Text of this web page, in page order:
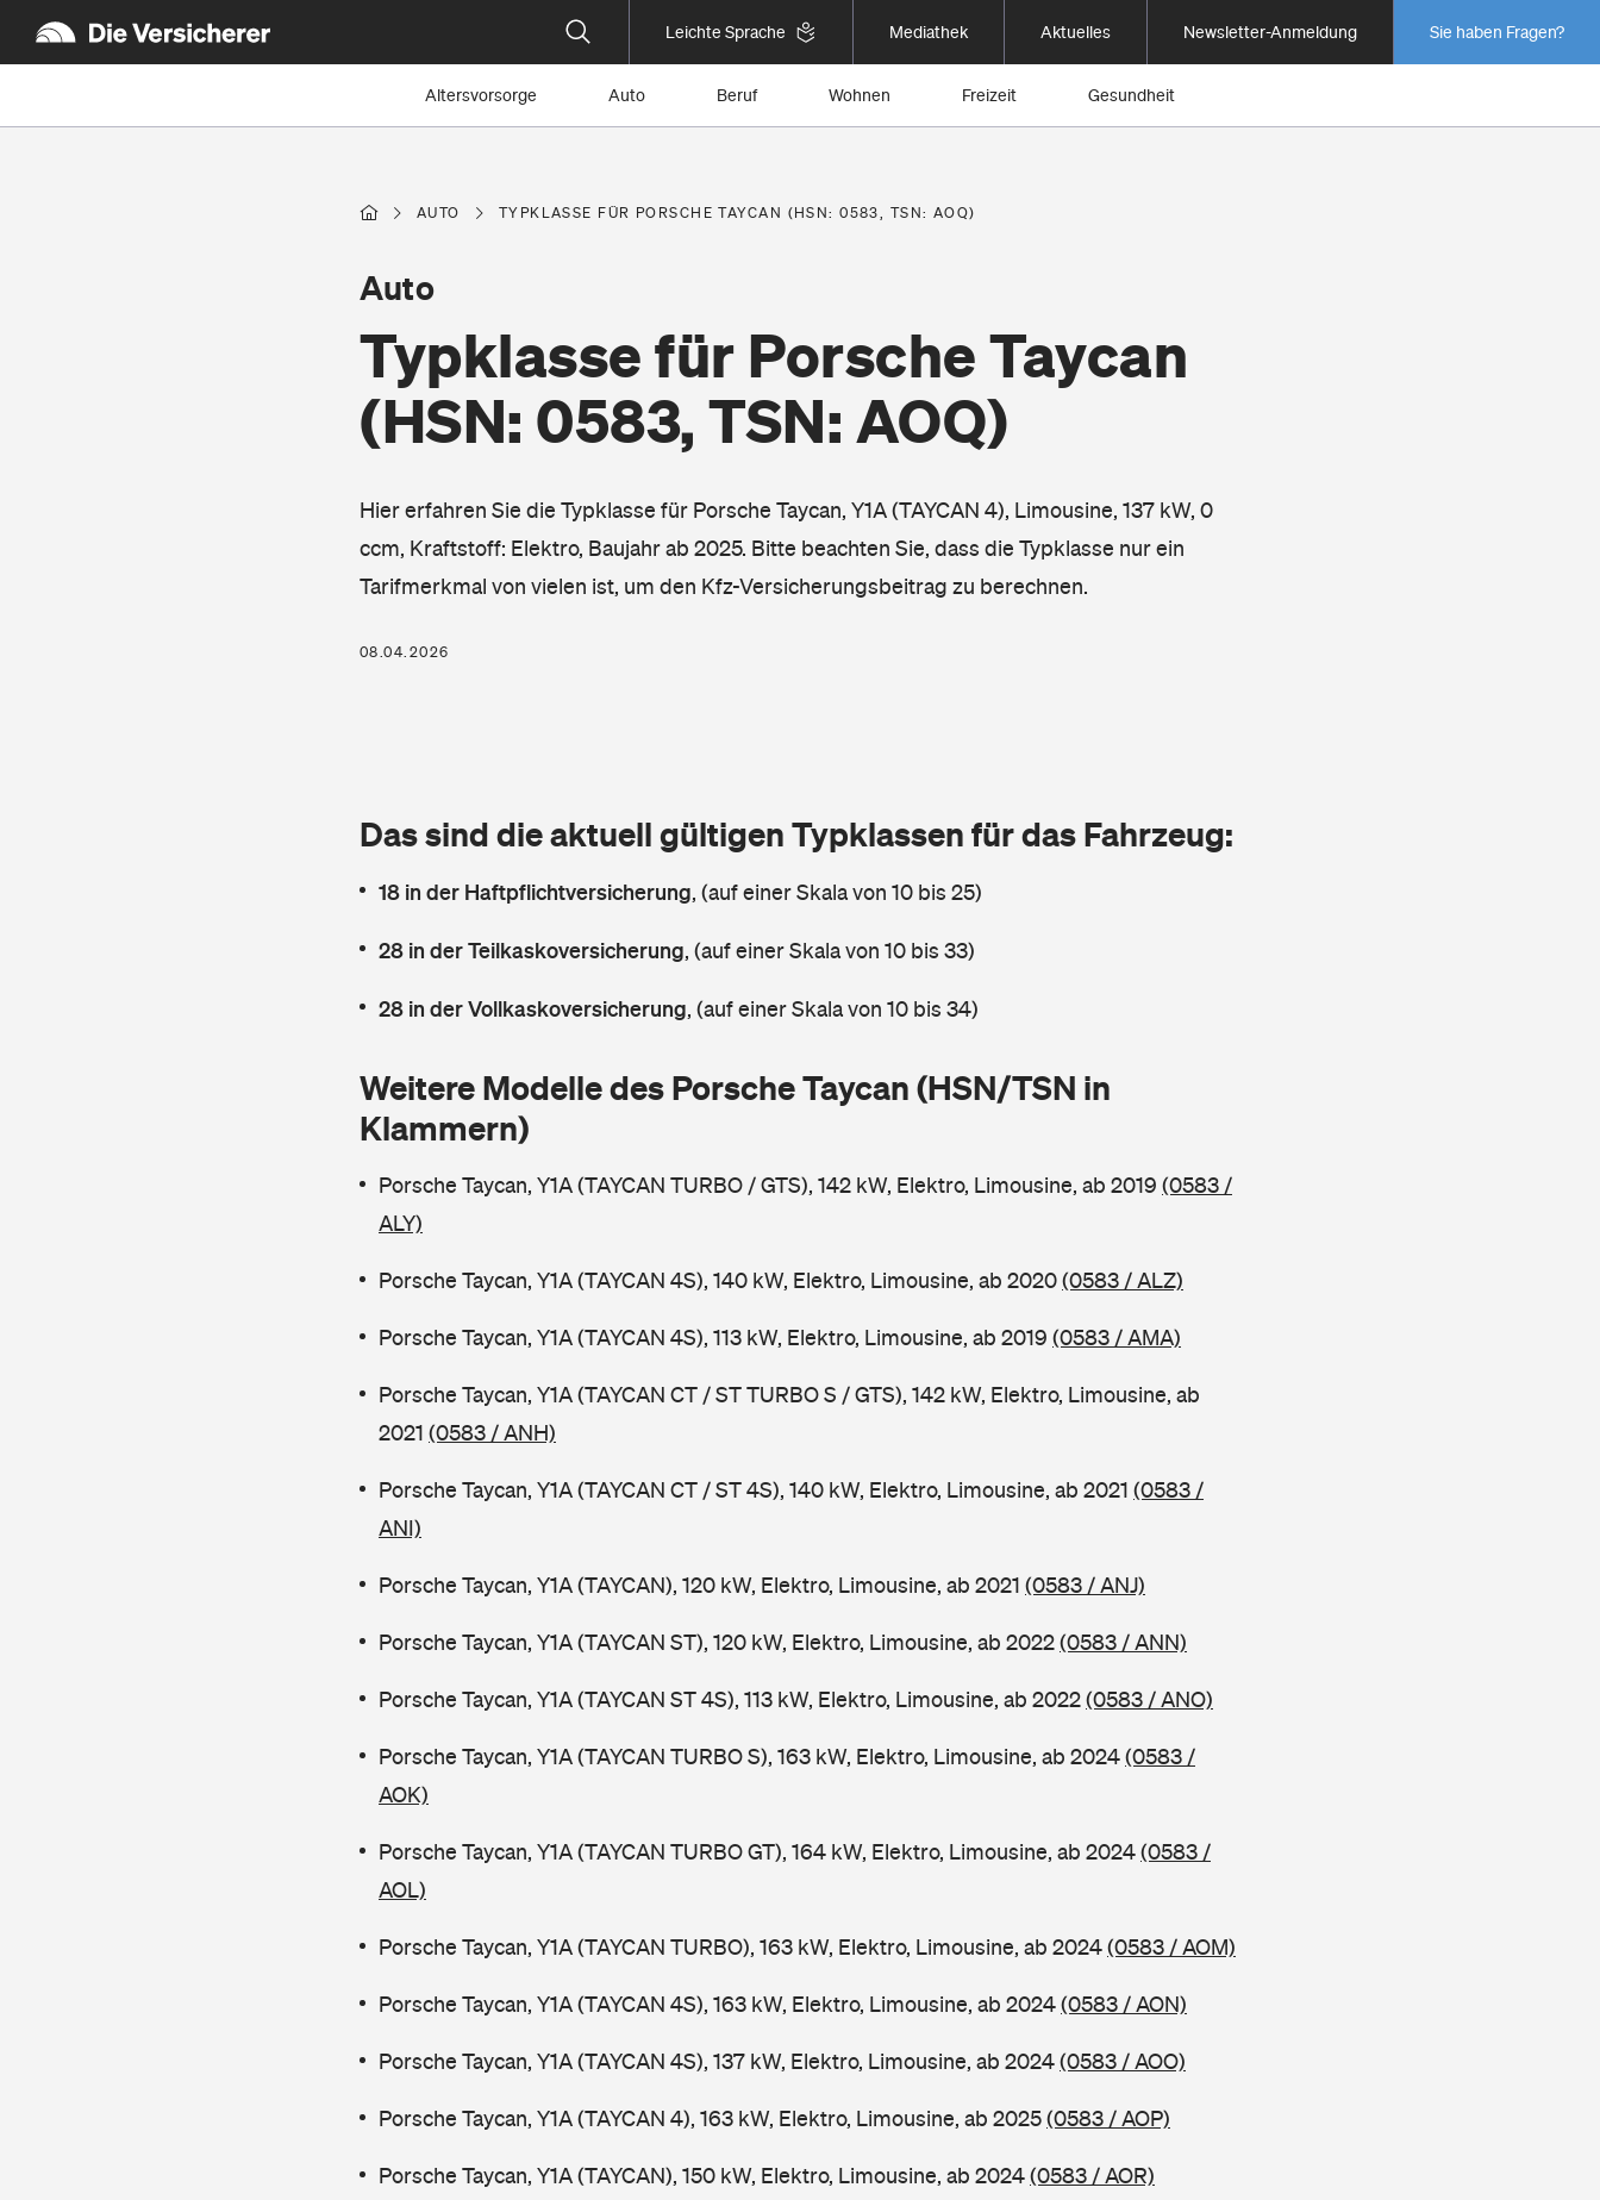
Leichte Sprache Mediathek Aktuelles Newsletter-Anmeldung Sie haben Fragen?
Altersvorsorge Auto Beruf Wohnen Freizeit Gesundheit
AUTO TYPKLASSE FÜR PORSCHE TAYCAN (HSN: 0583, TSN: AOQ)
Typklasse für Porsche Taycan
(HSN: 0583, TSN: AOQ)
Auto
Hier erfahren Sie die Typklasse für Porsche Taycan, Y1A (TAYCAN 4), Limousine, 137 kW, 0
ccm, Kraftstoff: Elektro, Baujahr ab 2025. Bitte beachten Sie, dass die Typklasse nur ein
Tarifmerkmal von vielen ist, um den Kfz-Versicherungsbeitrag zu berechnen.
08.04.2026
Das sind die aktuell gültigen Typklassen für das Fahrzeug:
18 in der Haftpflichtversicherung, (auf einer Skala von 10 bis 25)
28 in der Teilkaskoversicherung, (auf einer Skala von 10 bis 33)
28 in der Vollkaskoversicherung, (auf einer Skala von 10 bis 34)
Weitere Modelle des Porsche Taycan (HSN/TSN in
Klammern)
Porsche Taycan, Y1A (TAYCAN TURBO / GTS), 142 kW, Elektro, Limousine, ab 2019 (0583 /
ALY)
Porsche Taycan, Y1A (TAYCAN 4S), 140 kW, Elektro, Limousine, ab 2020(0583 / ALZ)
Porsche Taycan, Y1A (TAYCAN 4S), 113 kW, Elektro, Limousine, ab 2019 (0583 / AMA)
Porsche Taycan, Y1A (TAYCAN CT / ST TURBO S / GTS), 142 kW, Elektro, Limousine, ab
2021 (0583 / ANH)
Porsche Taycan, Y1A (TAYCAN CT / ST 4S), 140 kW, Elektro, Limousine, ab 2021 (0583 /
ANI)
Porsche Taycan, Y1A (TAYCAN), 120 kW, Elektro, Limousine, ab 2021 (0583 / ANJ)
Porsche Taycan, Y1A (TAYCAN ST), 120 kW, Elektro, Limousine, ab 2022(0583 / ANN)
Porsche Taycan, Y1A (TAYCAN ST 4S), 113 kW, Elektro, Limousine, ab 2022(0583 / ANO)
Porsche Taycan, Y1A (TAYCAN TURBO S), 163 kW, Elektro, Limousine, ab 2024(0583 /
AOK)
Porsche Taycan, Y1A (TAYCAN TURBO GT), 164 kW, Elektro, Limousine, ab 2024(0583 /
AOL)
Porsche Taycan, Y1A (TAYCAN TURBO), 163 kW, Elektro, Limousine, ab 2024(0583 / AOM)
Porsche Taycan, Y1A (TAYCAN 4S), 163 kW, Elektro, Limousine, ab 2024(0583 / AON)
Porsche Taycan, Y1A (TAYCAN 4S), 137 kW, Elektro, Limousine, ab 2024(0583 / AOO)
Porsche Taycan, Y1A (TAYCAN 4), 163 kW, Elektro, Limousine, ab 2025(0583 / AOP)
Porsche Taycan, Y1A (TAYCAN), 150 kW, Elektro, Limousine, ab 2024(0583 / AOR)